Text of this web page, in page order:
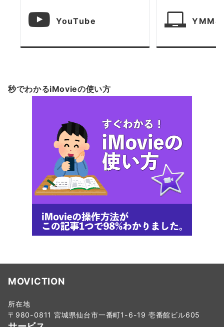
YouTube YMM4
秒でわかるiMovieの使い方
MOVICTION
所在地
〒980-0811 宮城県仙台市一番町1-6-19 壱番館ビル605